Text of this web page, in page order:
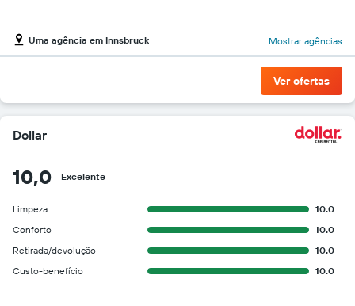
Uma agência em Innsbruck Mostrar agências
Ver ofertas
Dollar
10,0 Excelente
Limpeza
10.0
Conforto
10.0
Retirada/devolução
10.0
Custo-benefício
10.0